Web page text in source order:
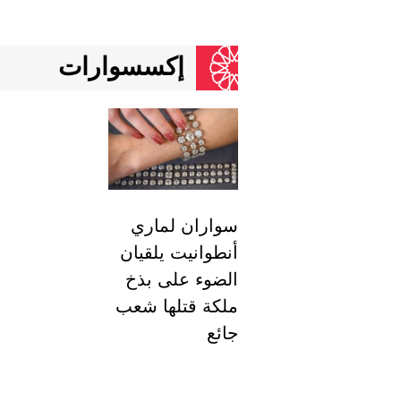
إكسسوارات
سواران لماري
أنطوانيت يلقيان
الضوء على بذخ
ملكة قتلها شعب
جائع